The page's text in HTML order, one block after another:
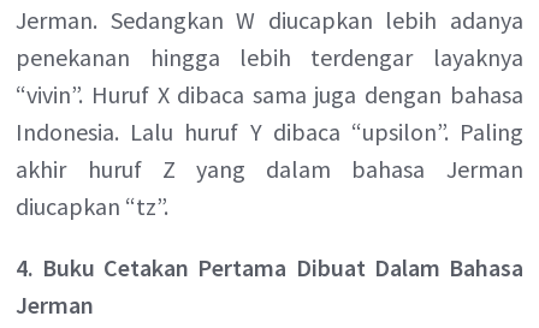
Jerman. Sedangkan W diucapkan lebih adanya
penekanan hingga lebih terdengar layaknya
“vivin”. Huruf X dibaca sama juga dengan bahasa
Indonesia. Lalu huruf Y dibaca “upsilon”. Paling
akhir huruf Z yang dalam bahasa Jerman
diucapkan “tz”.
4. Buku Cetakan Pertama Dibuat Dalam Bahasa
Jerman